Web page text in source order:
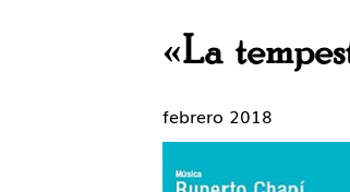
«La
febrero 2018